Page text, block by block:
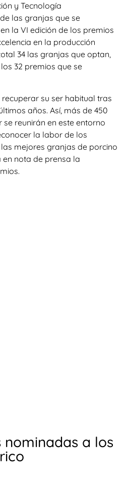
y Tecnología
las granjas que se
la VI edición de los premios
en la producción
34 las granjas que optan,
32 premios que se
su ser habitual tras
años. Así, más de 450
reunirán en este entorno
la labor de los
mejores granjas de porcino
nota de prensa la
a los